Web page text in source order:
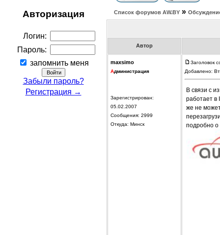
Авторизация
Логин:
Пароль:
запомнить меня
Забыли пароль?
Регистрация →
Список форумов АW.BY »
Автор
maxsimo
Администрация
Зарегистрирован:
05.02.2007
Сообщения: 2999
Откуда: Минск
Заголовок
Добавлено:
В связи с
работает в
же не
подробно о